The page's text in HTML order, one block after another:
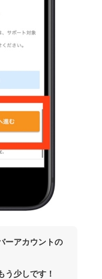
ーアカウントの
う少しです！